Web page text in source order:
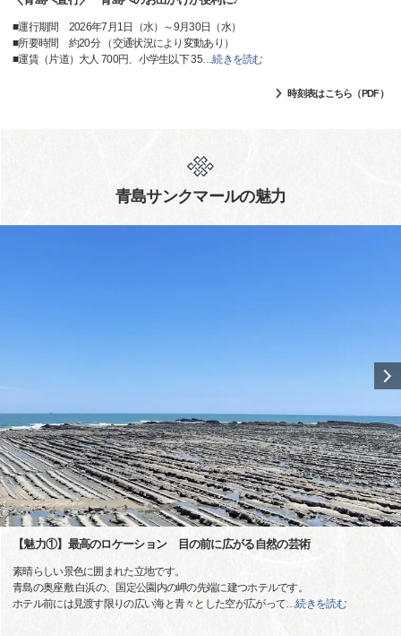
■運行期間 2026年7月1日（水）～9月30日（水）
■所要時間 約20分 （交通状況により変動あり）
■運賃（片道）大人 700円、小学生以下 35…続きを読む
時刻表はこちら（PDF）
青島サンクマールの魅力
【魅力①】最高のロケーション 目の前に広がる自然の芸術
素晴らしい景色に囲まれた立地です。
青島の奥座敷 白浜の、国定公園内の岬の先端に建つホテルです。
ホテル前には見渡す限りの広い海と青々とした空が広がって…続きを読む